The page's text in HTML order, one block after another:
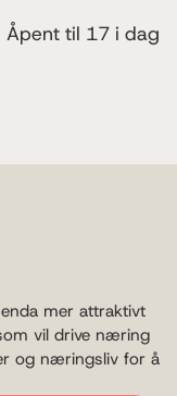
Åpent til 17 i dag
mer attraktivt
vil drive næring
og næringsliv for å